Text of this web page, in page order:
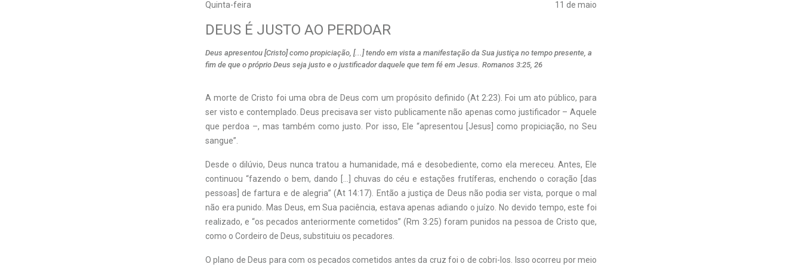
Quinta-feira 11 de maio
DEUS É JUSTO AO PERDOAR
Deus apresentou [Cristo] como propiciação, [...] tendo em vista a manifestação da Sua justiça no tempo presente, a
fim de que o próprio Deus seja justo e o justificador daquele que tem fé em Jesus. Romanos 3:25, 26
Amorte de Cristo foi uma obra de Deus com um propósito definido (At 2:23). Foi um ato público, para
ser visto e contemplado. Deus precisava ser visto publicamente não apenas como justificador – Aquele
que perdoa –, mas também como justo. Por isso, Ele “apresentou [Jesus] como propiciação, no Seu
sangue”.
Desde o dilúvio, Deus nunca tratou a humanidade, má e desobediente, como ela mereceu. Antes, Ele
continuou “fazendo o bem, dando […] chuvas do céu e estações frutíferas, enchendo o coração [das
pessoas] de fartura e de alegria” (At 14:17). Então a justiça de Deus não podia ser vista, porque o mal
não era punido. Mas Deus, em Sua paciência, estava apenas adiando o juízo. No devido tempo, este foi
realizado, e “os pecados anteriormente cometidos” (Rm 3:25) foram punidos na pessoa de Cristo que,
como o Cordeiro de Deus, substituiu os pecadores.
O plano de Deus para com os pecados cometidos antes da cruz foi o de cobri-los. Isso ocorreu por meio